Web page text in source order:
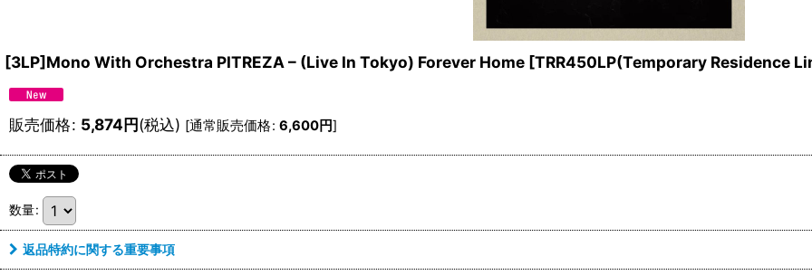
[3LP]Mono With Orchestra PITREZA – (Live In Tokyo) Forever Home [TRR450LP(Temporary Residence
販売価格: 5,874円(税込) [通常販売価格: 6,600円]
数量:
返品特約に関する重要事項